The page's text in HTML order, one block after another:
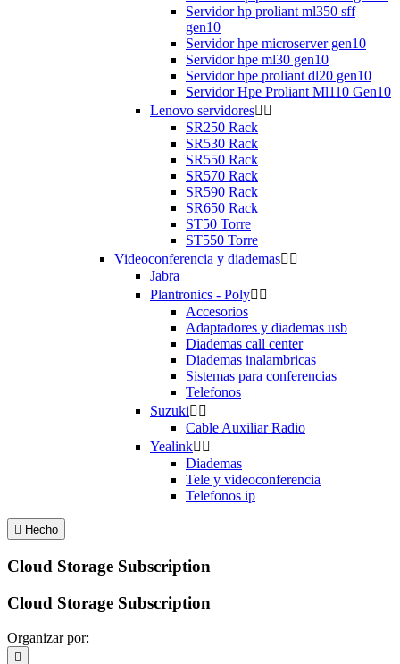
Servidor hp proliant ml350 sff
gen10
Servidor hpe microserver gen10
Servidor hpe ml30 gen10
Servidor hpe proliant dl20 gen10
Servidor Hpe Proliant Ml110 Gen10
Lenovo servidores 
SR250 Rack
SR530 Rack
SR550 Rack
SR570 Rack
SR590 Rack
SR650 Rack
ST50 Torre
ST550 Torre
Videoconferencia y diademas 
Jabra
Plantronics - Poly 
Accesorios
Adaptadores y diademas usb
Diademas call center
Diademas inalambricas
Sistemas para conferencias
Telefonos
Suzuki 
Cable Auxiliar Radio
Yealink 
Diademas
Tele y videoconferencia
Telefonos ip
 Hecho
Cloud Storage Subscription
Cloud Storage Subscription
Organizar por:
